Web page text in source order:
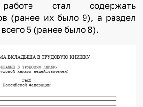
стал содержать
(ранее их было 9), а раздел
5 (ранее было 8).